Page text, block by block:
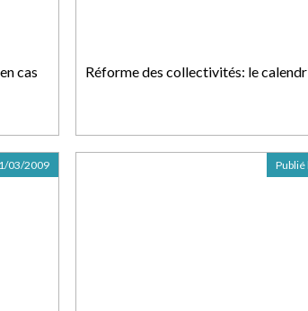
cas
Réforme des collectivités: le
03/2009 Publié